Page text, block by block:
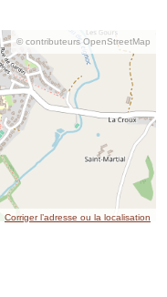
© contributeurs OpenStreetMap
Corriger l’adresse ou la localisation